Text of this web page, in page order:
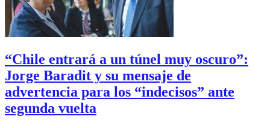
“Chile entrará a un túnel muy oscuro”:
Jorge Baradit y su mensaje de
advertencia para los “indecisos” ante
segunda vuelta